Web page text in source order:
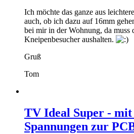
Ich möchte das ganze aus
auch, ob ich dazu auf 16mm
bei mir in der Wohnung, da muss
Kneipenbesucher aushalten.
Gruß
Tom
TV Ideal Super -
Spannungen zur